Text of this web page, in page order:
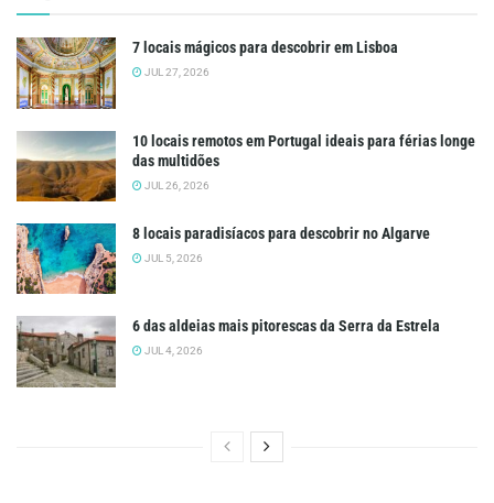
7 locais mágicos para descobrir em Lisboa
JUL 27, 2026
10 locais remotos em Portugal ideais para férias longe
das multidões
JUL 26, 2026
8 locais paradisíacos para descobrir no Algarve
JUL 5, 2026
6 das aldeias mais pitorescas da Serra da Estrela
JUL 4, 2026